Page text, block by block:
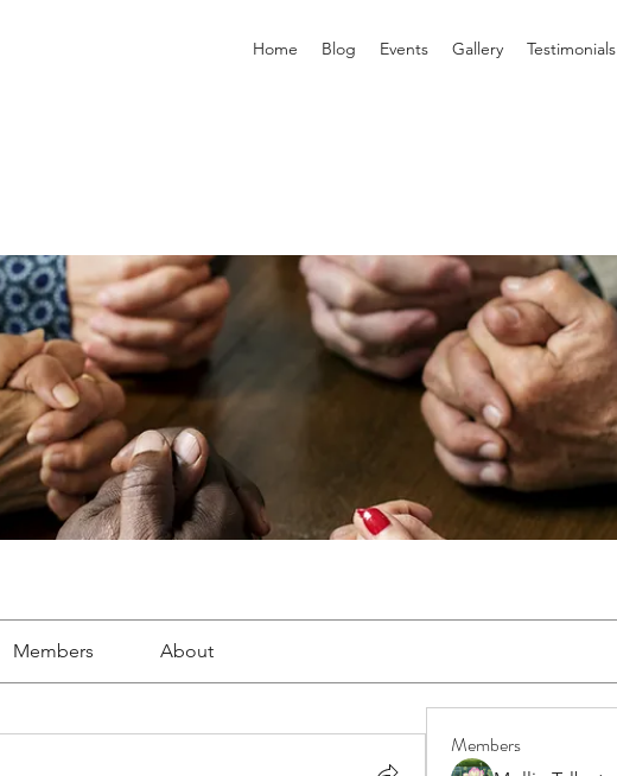
Home Blog Events Gallery Testimonials
Members About
Members